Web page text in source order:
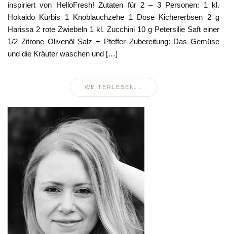
inspiriert von HelloFresh! Zutaten für 2 – 3 Personen: 1 kl.
Hokaido Kürbis 1 Knoblauchzehe 1 Dose Kichererbsen 2 g
Harissa 2 rote Zwiebeln 1 kl. Zucchini 10 g Petersilie Saft einer
1/2 Zitrone Olivenöl Salz + Pfeffer Zubereitung: Das Gemüse
und die Kräuter waschen und […]
WEITERLESEN...